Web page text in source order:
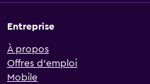
Entreprise
À propos
Offres d’emploi
Mobile